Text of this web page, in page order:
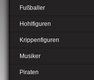
Fußballer
Hohlfiguren
Krippenfiguren
Musiker
Piraten